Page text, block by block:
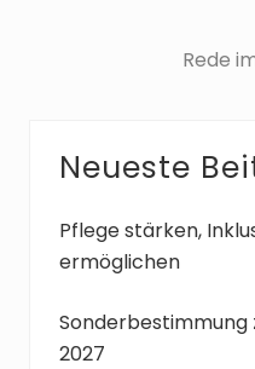
Rede
Neueste
Pflege stärken,
ermöglichen
Sonderbestimmung
2027